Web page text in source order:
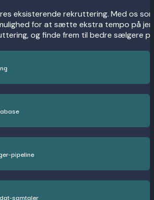
eksisterende rekruttering. Med os
for at sætte ekstra tempo på
og finde frem til bedre sælgere
pipeline
samtaler